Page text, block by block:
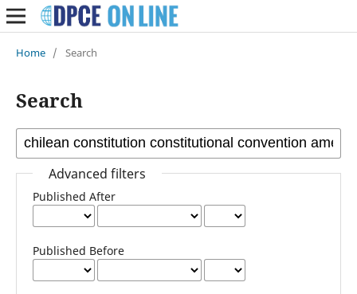
Home / Search
Search
Advanced filters
Published After
Published Before